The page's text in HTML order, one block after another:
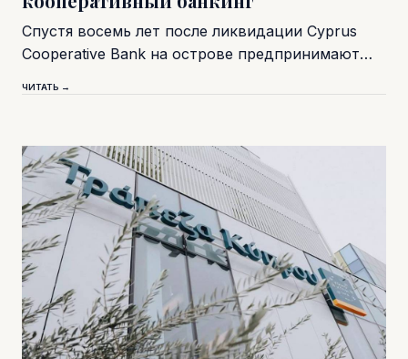
Спустя восемь лет после ликвидации Cyprus
Cooperative Bank на острове предпринимают…
ЧИТАТЬ →